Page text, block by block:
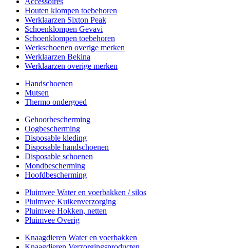
Houten klompen toebehoren
Werklaarzen Sixton Peak
Schoenklompen Gevavi
Schoenklompen toebehoren
Werkschoenen overige merken
Werklaarzen Bekina
Werklaarzen overige merken
Handschoenen
Mutsen
Thermo ondergoed
Gehoorbescherming
Oogbescherming
Disposable kleding
Disposable handschoenen
Disposable schoenen
Mondbescherming
Hoofdbescherming
Pluimvee Water en voerbakken / silos
Pluimvee Kuikenverzorging
Pluimvee Hokken, netten
Pluimvee Overig
Knaagdieren Water en voerbakken